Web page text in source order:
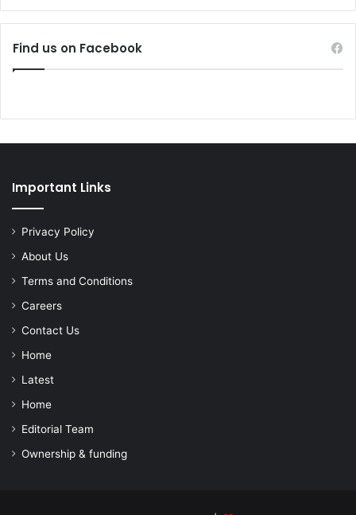
Find us on Facebook
Important Links
Privacy Policy
About Us
Terms and Conditions
Careers
Contact Us
Home
Latest
Home
Editorial Team
Ownership & funding